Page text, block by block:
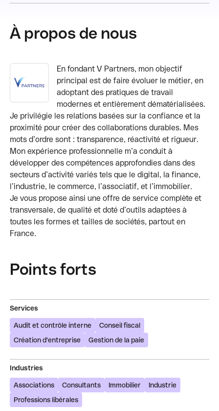
À propos de nous
En fondant V Partners, mon objectif
principal est de faire évoluer le métier, en
adoptant des pratiques de travail
modernes et entièrement dématérialisées.
Je privilégie les relations basées sur la confiance et la
proximité pour créer des collaborations durables. Mes
mots d’ordre sont : transparence, réactivité et rigueur.
Mon expérience professionnelle m’a conduit à
développer des compétences approfondies dans des
secteurs d’activité variés tels que le digital, la finance,
l’industrie, le commerce, l’associatif, et l’immobilier.
Je vous propose ainsi une offre de service complète et
transversale, de qualité et doté d’outils adaptées à
toutes les formes et tailles de sociétés, partout en
France.
Points forts
Services
Audit et contrôle interne
Conseil fiscal
Création d'entreprise
Gestion de la paie
Industries
Associations Consultants Immobilier
Industrie
Professions libérales